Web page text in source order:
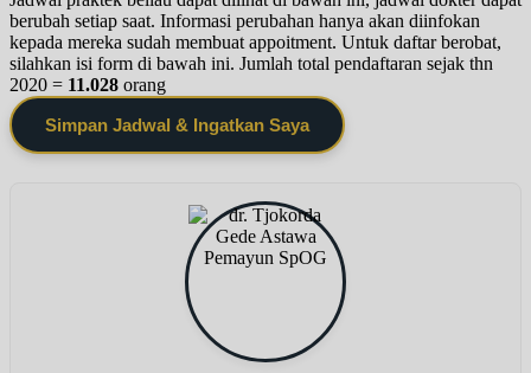
berubah setiap saat. Informasi perubahan hanya akan diinfokan
kepada mereka sudah membuat appoitment. Untuk daftar berobat,
silahkan isi form di bawah ini. Jumlah total pendaftaran sejak thn
2020 = 11.028 orang
Simpan Jadwal & Ingatkan Saya